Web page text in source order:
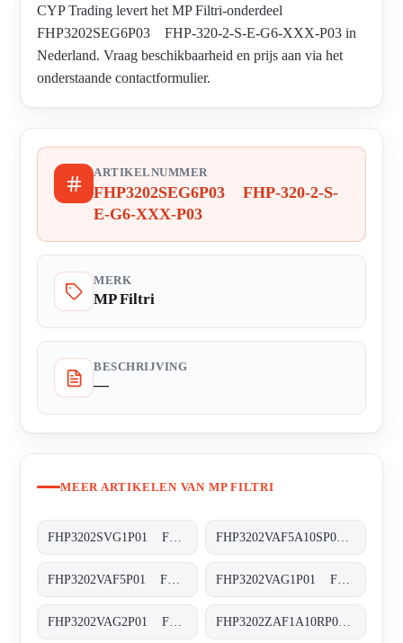
CYP Trading levert het MP Filtri-onderdeel
FHP3202SEG6P03 FHP-320-2-S-E-G6-XXX-P03 in
Nederland. Vraag beschikbaarheid en prijs aan via het
onderstaande contactformulier.
ARTIKELNUMMER
FHP3202SEG6P03 FHP-320-2-S-
E-G6-XXX-P03
MERK
MP Filtri
BESCHRIJVING
—
MEER ARTIKELEN VAN MP FILTRI